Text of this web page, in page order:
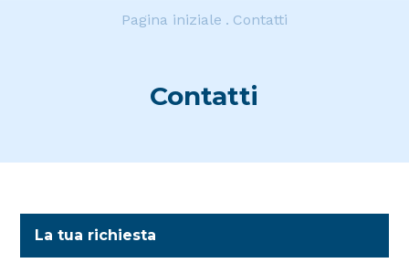
Pagina iniziale Contatti
Contatti
La tua richiesta